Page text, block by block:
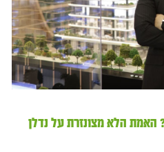
האמת הלא מצונזרת על נדלן